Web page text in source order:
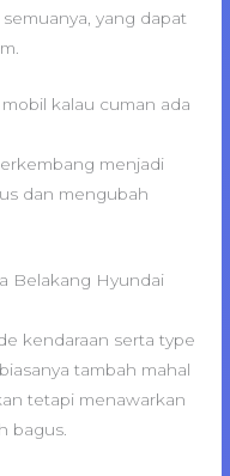
yang dapat
kalau cuman ada
menjadi
dan mengubah
Belakang Hyundai
kendaraan serta type
tambah mahal
tetapi menawarkan
bagus.